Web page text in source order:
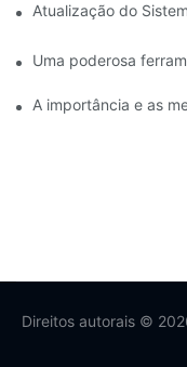
Atualização do
Uma poderosa
A importância e as
Direitos autorais ©